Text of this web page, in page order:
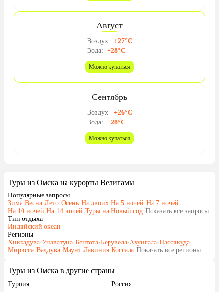
Август
Воздух: +27°C
Вода: +28°C
Можно купаться
Сентябрь
Воздух: +26°C
Вода: +28°C
Можно купаться
Туры из Омска на курорты Велигамы
Популярные запросы
Зима·Весна·Лето·Осень·На двоих·На 5 ночей·На 7 ночей·
На 10 ночей·На 14 ночей·Туры на Новый год·Показать все запросы
Тип отдыха
Индийский океан
Регионы
Хиккадува·Унаватуна·Бентота·Берувела·Ахунгала·Пассикуда·
Мирисса·Ваддува·Маунт Лавиния·Коггала·Показать все регионы
Туры из Омска в другие страны
Турция
Россия